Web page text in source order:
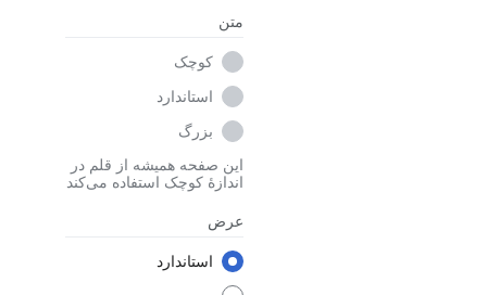
متن
کوچک
استاندارد
بزرگ
این صفحه همیشه از قلم در
اندازهٔ کوچک استفاده می‌کند
عرض
استاندارد